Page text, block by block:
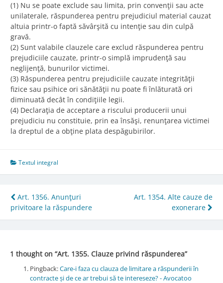
(1) Nu se poate exclude sau limita, prin convenţii sau acte
unilaterale, răspunderea pentru prejudiciul material cauzat
altuia printr-o faptă săvârşită cu intenţie sau din culpă
gravă.
(2) Sunt valabile clauzele care exclud răspunderea pentru
prejudiciile cauzate, printr-o simplă imprudenţă sau
neglijenţă, bunurilor victimei.
(3) Răspunderea pentru prejudiciile cauzate integrităţii
fizice sau psihice ori sănătăţii nu poate fi înlăturată ori
diminuată decât în condiţiile legii.
(4) Declaraţia de acceptare a riscului producerii unui
prejudiciu nu constituie, prin ea însăşi, renunţarea victimei
la dreptul de a obţine plata despăgubirilor.
Textul integral
Post
navigation
Art. 1356. Anunţuri
privitoare la răspundere
Art. 1354. Alte cauze de
exonerare
1 thought on “Art. 1355. Clauze privind răspunderea”
Pingback:Care-i faza cu clauza de limitare a răspunderii în
contracte și de ce ar trebui să te intereseze? - Avocatoo